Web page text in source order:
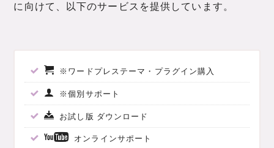
に向けて、以下のサービスを提供しています。
※ワードプレステーマ・プラグイン購入
※個別サポート
お試し版 ダウンロード
オンラインサポート